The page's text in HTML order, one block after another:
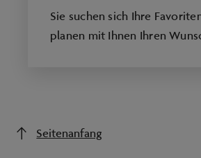
Sie suchen sich Ihre
planen mit Ihnen Ihren
Seitenanfang